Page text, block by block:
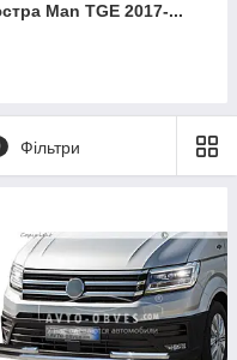
Man TGE 2017-...
Фільтри